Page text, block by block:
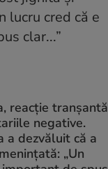
reacție tranșantă
negative.
a dezvăluit că a
„Un